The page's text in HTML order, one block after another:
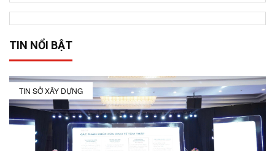
TIN NỔI BẬT
TIN SỞ XÂY DỰNG